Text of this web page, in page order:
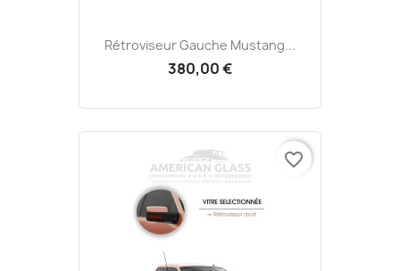
Rétroviseur Gauche Mustang...
380,00 €
favorite_border